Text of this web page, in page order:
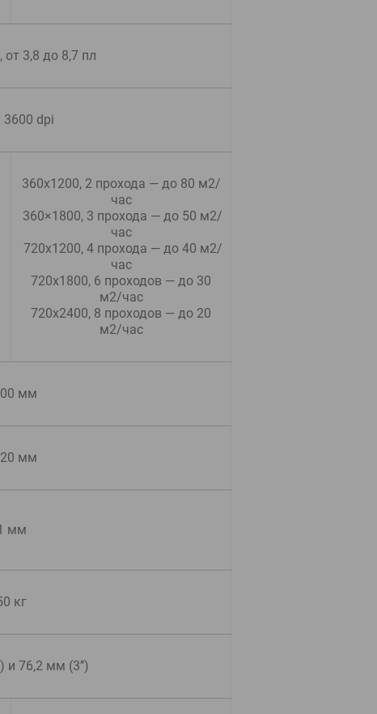
от 3,8 до 8,7 пл
3600 dpi
360х1200, 2 прохода — до 80 м2/
час
час
час
720х1800, 6 проходов — до 30
м2/час
720х2400, 8 проходов — до 20
м2/час
мм
мм
мм
кг
и 76,2 мм (3’’)